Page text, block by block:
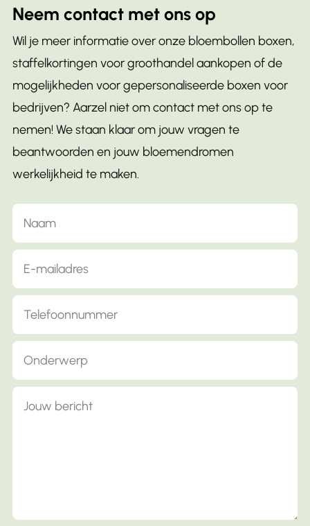
Neem contact met ons op
Wil je meer informatie over onze bloembollen boxen,
staffelkortingen voor groothandel aankopen of de
mogelijkheden voor gepersonaliseerde boxen voor
bedrijven? Aarzel niet om contact met ons op te
nemen! We staan klaar om jouw vragen te
beantwoorden en jouw bloemendromen
werkelijkheid te maken.